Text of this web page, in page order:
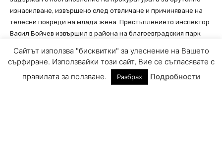
Сайтът използва "бисквитки" за улеснение на Вашето
сърфиране. Използвайки този сайт, Вие се съгласявате с
правилата за ползване.
Разбрах Подробности